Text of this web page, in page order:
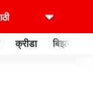
क्रीडा बिझनेस